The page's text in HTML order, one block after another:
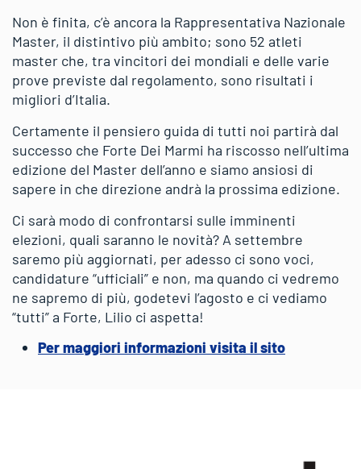
Non è finita, c’è ancora la Rappresentativa Nazionale
Master, il distintivo più ambito; sono 52 atleti
master che, tra vincitori dei mondiali e delle varie
prove previste dal regolamento, sono risultati i
migliori d’Italia.
Certamente il pensiero guida di tutti noi partirà dal
successo che Forte Dei Marmi ha riscosso nell’ultima
edizione del Master dell’anno e siamo ansiosi di
sapere in che direzione andrà la prossima edizione.
Ci sarà modo di confrontarsi sulle imminenti
elezioni, quali saranno le novità? A settembre
saremo più aggiornati, per adesso ci sono voci,
candidature “ufficiali” e non, ma quando ci vedremo
ne sapremo di più, godetevi l’agosto e ci vediamo
“tutti” a Forte, Lilio ci aspetta!
Per maggiori informazioni visita il sito